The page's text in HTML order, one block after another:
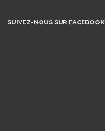
SUIVEZ-NOUS SUR FACEBOOK